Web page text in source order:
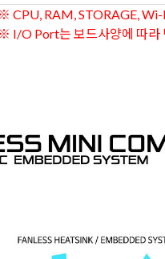
BPKF5
※ CPU, RAM, STORAGE, Wi-
※ I/O Port는 보드사양에 따라